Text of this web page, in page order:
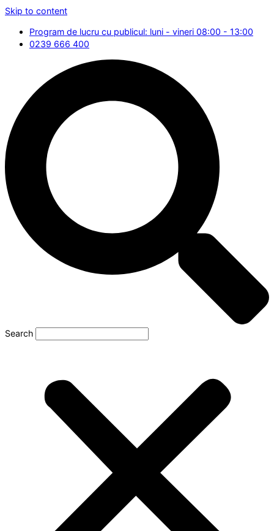
Skip to content
Program de lucru cu publicul: luni - vineri 08:00 - 13:00
0239 666 400
Search